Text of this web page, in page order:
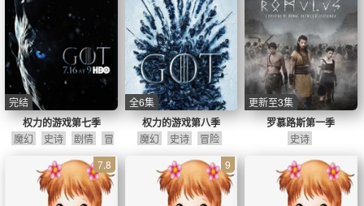
动作 剧情 冒险 传记 丧尸
情景喜
权力的游戏第七季
完结
魔幻 史诗 剧情
冒
权力的游戏第八季
全6集
魔幻 史诗 冒险
罗慕路斯第一季
更新至3集
史诗
7.8 9